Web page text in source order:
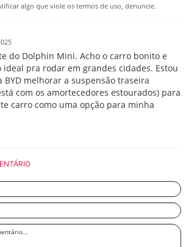
algo que viole os termos de uso, denuncie.
do Dolphin Mini. Acho o carro bonito e
ideal pra rodar em grandes cidades. Estou
BYD melhorar a suspensão traseira
com os amortecedores estourados) para
carro como uma opção para minha